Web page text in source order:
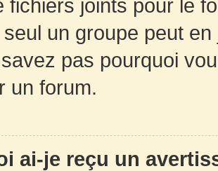
fichiers joints pour le
un groupe peut
pas pourquoi
un forum.
ai-je reçu un